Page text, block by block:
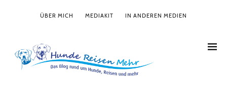
ÜBER MICH MEDIAKIT IN ANDEREN MEDIEN